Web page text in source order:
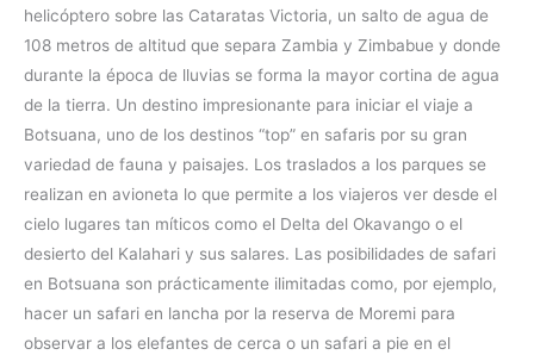
helicóptero sobre las Cataratas Victoria, un salto de agua de
108 metros de altitud que separa Zambia y Zimbabue y donde
durante la época de lluvias se forma la mayor cortina de agua
de la tierra. Un destino impresionante para iniciar el viaje a
Botsuana, uno de los destinos “top” en safaris por su gran
variedad de fauna y paisajes. Los traslados a los parques se
realizan en avioneta lo que permite a los viajeros ver desde el
cielo lugares tan míticos como el Delta del Okavango o el
desierto del Kalahari y sus salares. Las posibilidades de safari
en Botsuana son prácticamente ilimitadas como, por ejemplo,
hacer un safari en lancha por la reserva de Moremi para
observar a los elefantes de cerca o un safari a pie en el